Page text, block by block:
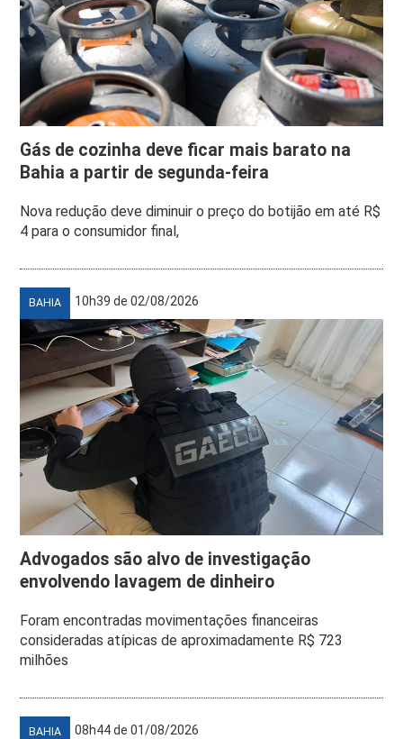
Gás de cozinha deve ficar mais barato na
Bahia a partir de segunda-feira
Nova redução deve diminuir o preço do botijão em até R$
4 para o consumidor final,
BAHIA 10h39 de 02/08/2026
Advogados são alvo de investigação
envolvendo lavagem de dinheiro
Foram encontradas movimentações financeiras
consideradas atípicas de aproximadamente R$ 723
milhões
BAHIA 08h44 de 01/08/2026